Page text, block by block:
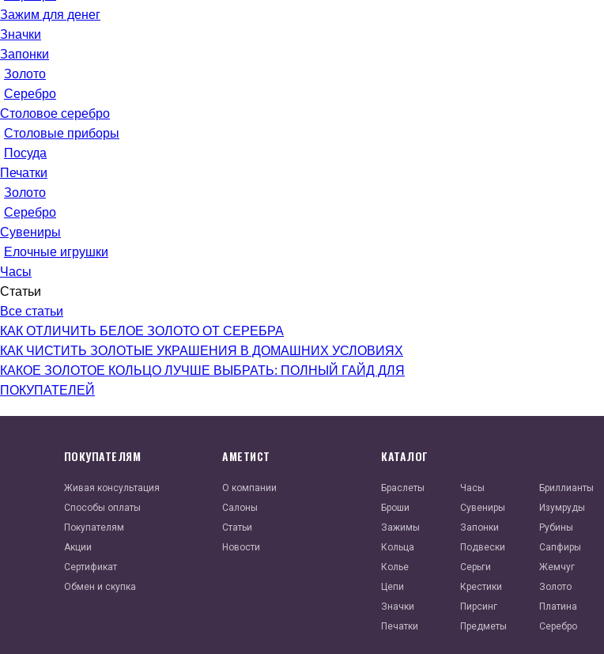
Зажим для денег
Значки
Запонки
Золото
Серебро
Столовое серебро
Столовые приборы
Посуда
Печатки
Золото
Серебро
Сувениры
Елочные игрушки
Часы
Статьи
Все статьи
КАК ОТЛИЧИТЬ БЕЛОЕ ЗОЛОТО ОТ СЕРЕБРА
КАК ЧИСТИТЬ ЗОЛОТЫЕ УКРАШЕНИЯ В ДОМАШНИХ УСЛОВИЯХ
КАКОЕ ЗОЛОТОЕ КОЛЬЦО ЛУЧШЕ ВЫБРАТЬ: ПОЛНЫЙ ГАЙД ДЛЯ
ПОКУПАТЕЛЕЙ
ПОКУПАТЕЛЯМ
Живая консультация
Способы оплаты
Покупателям
Акции
Сертификат
Обмен и скупка
АМЕТИСТ
О компании
Салоны
Статьи
Новости
КАТАЛОГ
Браслеты
Броши
Зажимы
Кольца
Колье
Цепи
Значки
Печатки
Часы
Сувениры
Запонки
Подвески
Серьги
Крестики
Пирсинг
Предметы
Бриллианты
Изумруды
Рубины
Сапфиры
Жемчуг
Золото
Платина
Серебро